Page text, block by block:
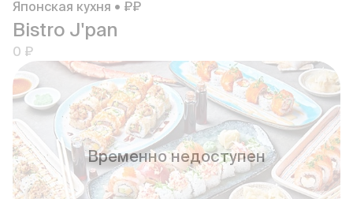
Японская кухня • ₽₽
Bistro J'pan
0 ₽
Временно недоступен